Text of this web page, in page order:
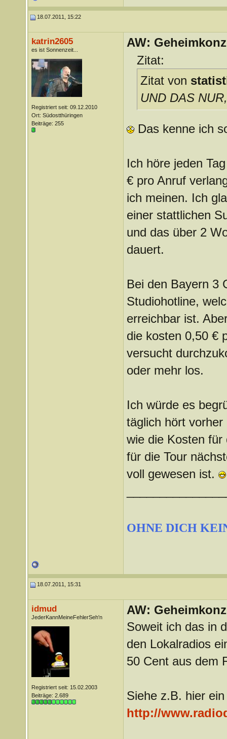
18.07.2011, 15:22
katrin2605
es ist Sonnenzeit...
Registriert seit: 09.12.2010
Ort: Südostthüringen
Beiträge: 255
AW:
Zitat:
Zitat von
UND DAS
Das kenne ich
Ich höre jeden
€ pro Anruf
ich meinen. Ich
einer stattlichen
und das über 2
dauert.
Bei den Bayern 3
Studiohotline,
erreichbar ist.
die kosten 0,50 €
versucht
oder mehr los.
Ich würde es
täglich hört
wie die Kosten für
für die Tour
voll gewesen ist.
OHNE DICH
18.07.2011, 15:31
idmud
JederKannMeineFehlerSeh'n
Registriert seit: 15.02.2003
Beiträge: 2.689
AW:
Soweit ich das in
den Lokalradios
50 Cent aus dem
Siehe z.B. hier
http://